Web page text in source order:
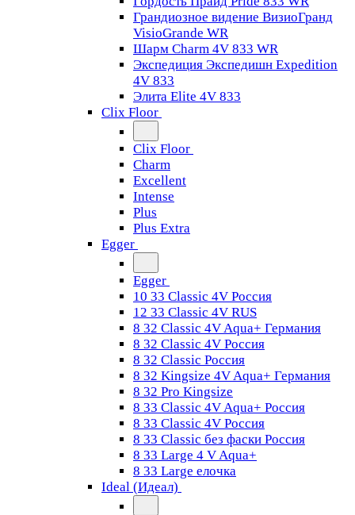
Грандиозное видение ВизиоГранд
VisioGrande WR
Шарм Charm 4V 833 WR
Экспедиция Экспедишн Expedition
4V 833
Элита Elite 4V 833
Clix Floor
Clix Floor
Charm
Excellent
Intense
Plus
Plus Extra
Egger
Egger
10 33 Classic 4V Россия
12 33 Classic 4V RUS
8 32 Classic 4V Aqua+ Германия
8 32 Classic 4V Россия
8 32 Classic Россия
8 32 Kingsize 4V Aqua+ Германия
8 32 Pro Kingsize
8 33 Classic 4V Aqua+ Россия
8 33 Classic 4V Россия
8 33 Classic без фаски Россия
8 33 Large 4 V Aqua+
8 33 Large елочка
Ideal (Идеал)